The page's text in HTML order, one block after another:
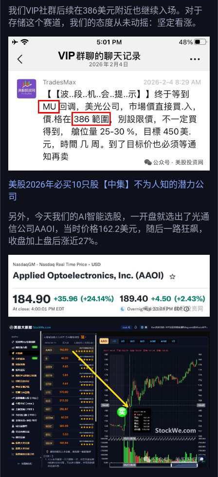
我们VIP社群后续在386美元附近也继续入场。对于
存储这个赛道，我们的态度从未动摇：坚定看涨。
美股2026年必买10只股【中集】不为人知的潜力公
司
另外，今天我们的AI智能选股，一开盘就选出了光通
信公司AAOI，当时价格162.2美元，随后一路狂飙，
收盘加上盘后涨近27%。